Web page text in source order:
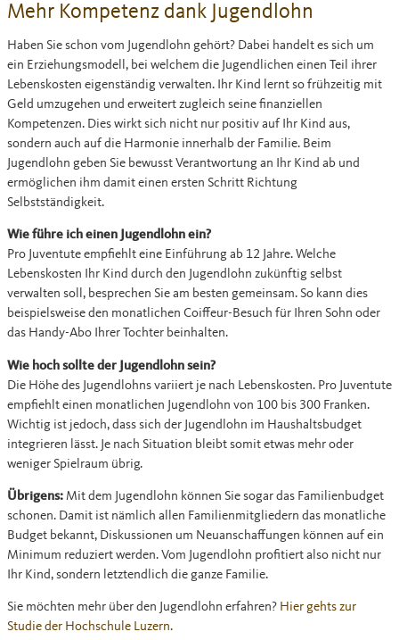
Mehr Kompetenz dank Jugendlohn
Haben Sie schon vom Jugendlohn gehört? Dabei handelt es sich um
ein Erziehungsmodell, bei welchem die Jugendlichen einen Teil ihrer
Lebenskosten eigenständig verwalten. Ihr Kind lernt so frühzeitig mit
Geld umzugehen und erweitert zugleich seine finanziellen
Kompetenzen. Dies wirkt sich nicht nur positiv auf Ihr Kind aus,
sondern auch auf die Harmonie innerhalb der Familie. Beim
Jugendlohn geben Sie bewusst Verantwortung an Ihr Kind ab und
ermöglichen ihm damit einen ersten Schritt Richtung
Selbstständigkeit.
Wie führe ich einen Jugendlohn ein?
Pro Juventute empfiehlt eine Einführung ab 12 Jahre. Welche
Lebenskosten Ihr Kind durch den Jugendlohn zukünftig selbst
verwalten soll, besprechen Sie am besten gemeinsam. So kann dies
beispielsweise den monatlichen Coiffeur-Besuch für Ihren Sohn oder
das Handy-Abo Ihrer Tochter beinhalten.
Wie hoch sollte der Jugendlohn sein?
Die Höhe des Jugendlohns variiert je nach Lebenskosten. Pro Juventute
empfiehlt einen monatlichen Jugendlohn von 100 bis 300 Franken.
Wichtig ist jedoch, dass sich der Jugendlohn im Haushaltsbudget
integrieren lässt. Je nach Situation bleibt somit etwas mehr oder
weniger Spielraum übrig.
Übrigens: Mit dem Jugendlohn können Sie sogar das Familienbudget
schonen. Damit ist nämlich allen Familienmitgliedern das monatliche
Budget bekannt, Diskussionen um Neuanschaffungen können auf ein
Minimum reduziert werden. Vom Jugendlohn profitiert also nicht nur
Ihr Kind, sondern letztendlich die ganze Familie.
Sie möchten mehr über den Jugendlohn erfahren? Hier gehts zur
Studie der Hochschule Luzern.